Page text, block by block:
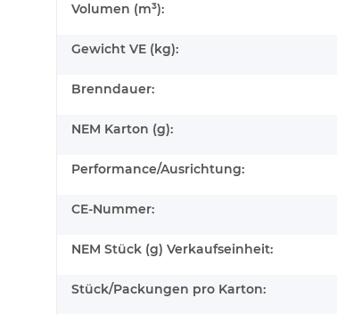
Volumen (m³):
Gewicht VE (kg):
Brenndauer:
NEM Karton (g):
Performance/Ausrichtung:
CE-Nummer:
NEM Stück (g) Verkaufseinheit:
Stück/Packungen pro Karton: